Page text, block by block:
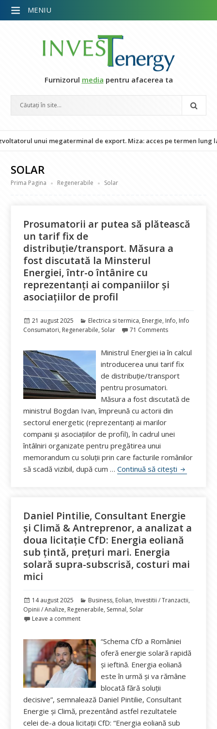
Furnizorul media pentru afacerea ta
megaterminal de export. Miza: acces pe termen lung la LNG din
SOLAR
Prima Pagina Regenerabile Solar
Prosumatorii ar putea să plătească
un tarif fix de
distribuție/transport. Măsura a
fost discutată la Minsterul
Energiei, într-o întânire cu
reprezentanți ai companiilor și
asociațiilor de profil
Publicat
pe
21 august 2025 Categorii
Electrica si termica, Energie, Info, Info
Consumatori, Regenerabile, Solar 71 Comments
Ministrul Energiei ia în calcul
introducerea unui tarif fix
de distribuție/transport
pentru prosumatori.
Măsura a fost discutată de
ministrul Bogdan Ivan, împreună cu actorii din
sectorul energetic (reprezentanți ai marilor
companii și asociațiilor de profil), în cadrul unei
întâlniri organizate pentru pregătirea unui
memorandum cu soluții prin care facturile românilor
să scadă vizibil, după cum …Continuă să citești
Daniel Pintilie, Consultant Energie
și Climă & Antreprenor, a analizat a
doua licitație CfD: Energia eoliană
sub țintă, prețuri mari. Energia
solară supra-subscrisă, costuri mai
mici
Publicat
pe
14 august 2025 Categorii
Business, Eolian, Investitii / Tranzactii,
Opinii / Analize, Regenerabile, Semnal, Solar
Leave a comment
“Schema CfD a României
oferă energie solară rapidă
și ieftină. Energia eoliană
este în urmă și va rămâne
blocată fără soluții
decisive”, semnalează Daniel Pintilie, Consultant
Energie și Climă, prezentând astfel rezultatele
celei de-a doua licitații CfD: “Energia eoliană sub
MENIU